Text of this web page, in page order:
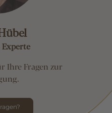
Ihre Fragen zur